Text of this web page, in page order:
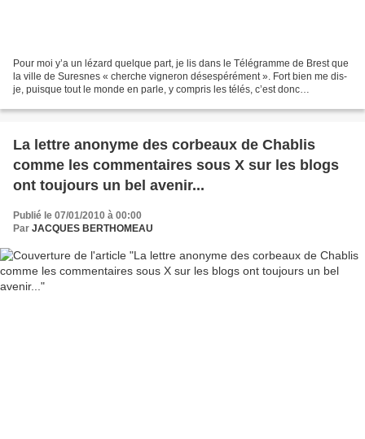
Pour moi y’a un lézard quelque part, je lis dans le Télégramme de Brest que
la ville de Suresnes « cherche vigneron désespérément ». Fort bien me dis-
je, puisque tout le monde en parle, y compris les télés, c’est donc
La lettre anonyme des corbeaux de Chablis
comme les commentaires sous X sur les blogs
ont toujours un bel avenir...
Publié le 07/01/2010 à 00:00
Par JACQUES BERTHOMEAU